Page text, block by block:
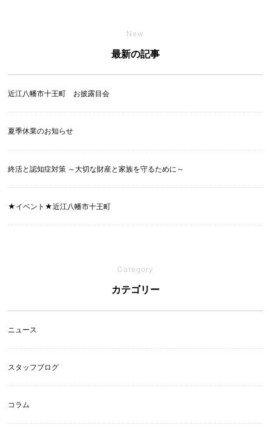
New
最新の記事
近江八幡市十王町 お披露目会
夏季休業のお知らせ
終活と認知症対策 ～大切な財産と家族を守るために～
★イベント★近江八幡市十王町
Category
カテゴリー
ニュース
スタッフブログ
コラム